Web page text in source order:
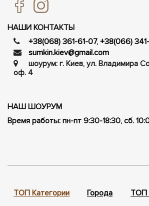
НАШИ КОНТАКТЫ
+38(068) 361-61-07, +38(066)
sumkin.kiev@gmail.com
шоурум: г. Киев, ул. Владимира
оф. 4
НАШ ШОУРУМ
Время работы: пн-пт 9:30-18:30, сб.
ТОП Категории Города ТОП